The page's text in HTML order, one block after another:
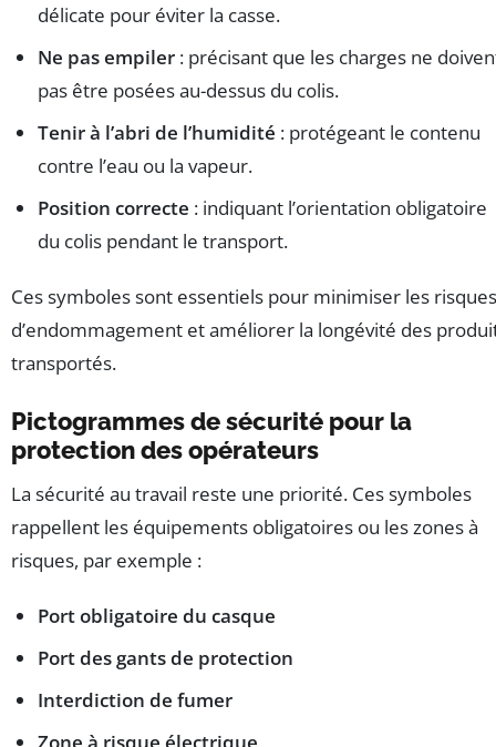
délicate pour éviter la casse.
Ne pas empiler : précisant que les charges ne
pas être posées au-dessus du colis.
Tenir à l’abri de l’humidité : protégeant le contenu
contre l’eau ou la vapeur.
Position correcte : indiquant l’orientation obligatoire
du colis pendant le transport.
Ces symboles sont essentiels pour minimiser les risques
d’endommagement et améliorer la longévité des
transportés.
Pictogrammes de sécurité pour la
protection des opérateurs
La sécurité au travail reste une priorité. Ces symboles
rappellent les équipements obligatoires ou les zones à
risques, par exemple :
Port obligatoire du casque
Port des gants de protection
Interdiction de fumer